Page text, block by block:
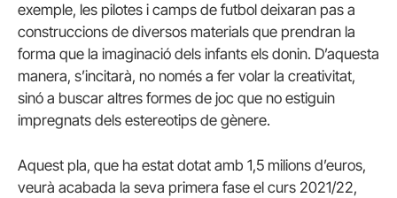
exemple, les pilotes i camps de futbol deixaran pas a
construccions de diversos materials que prendran la
forma que la imaginació dels infants els donin. D’aquesta
manera, s’incitarà, no només a fer volar la creativitat,
sinó a buscar altres formes de joc que no estiguin
impregnats dels estereotips de gènere.
Aquest pla, que ha estat dotat amb 1,5 milions d’euros,
veurà acabada la seva primera fase el curs 2021/22,